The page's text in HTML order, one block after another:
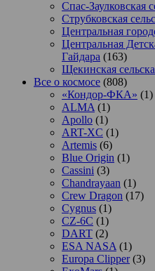
Спас-Заулковская
Струбковская
Центральная
Центральная
Гайдара (163)
Щекинская
Все о космосе (808)
«Кондор-ФКА» (1)
ALMA(1)
Apollo (1)
ART-XC (1)
Artemis (6)
Blue Origin (1)
Cassini (3)
Chandrayaan (1)
Crew Dragon (17)
Cygnus (1)
CZ-6C (1)
DART (2)
ESA NASA(1)
Europa Clipper(3)